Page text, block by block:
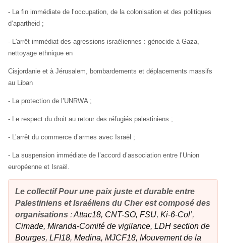
- La fin immédiate de l’occupation, de la colonisation et des politiques
d’apartheid ;
- L'arrêt immédiat des agressions israéliennes : génocide à Gaza,
nettoyage ethnique en
Cisjordanie et à Jérusalem, bombardements et déplacements massifs
au Liban
- La protection de l’UNRWA ;
- Le respect du droit au retour des réfugiés palestiniens ;
- L’arrêt du commerce d’armes avec Israël ;
- La suspension immédiate de l’accord d’association entre l’Union
européenne et Israël.
Le collectif Pour une paix juste et durable entre
Palestiniens et Israéliens du Cher est composé des
organisations :Attac18, CNT-SO, FSU, Ki-6-Col’,
Cimade,Miranda-Comité de vigilance, LDH section de
Bourges, LFI18, Medina, MJCF18, Mouvement de la